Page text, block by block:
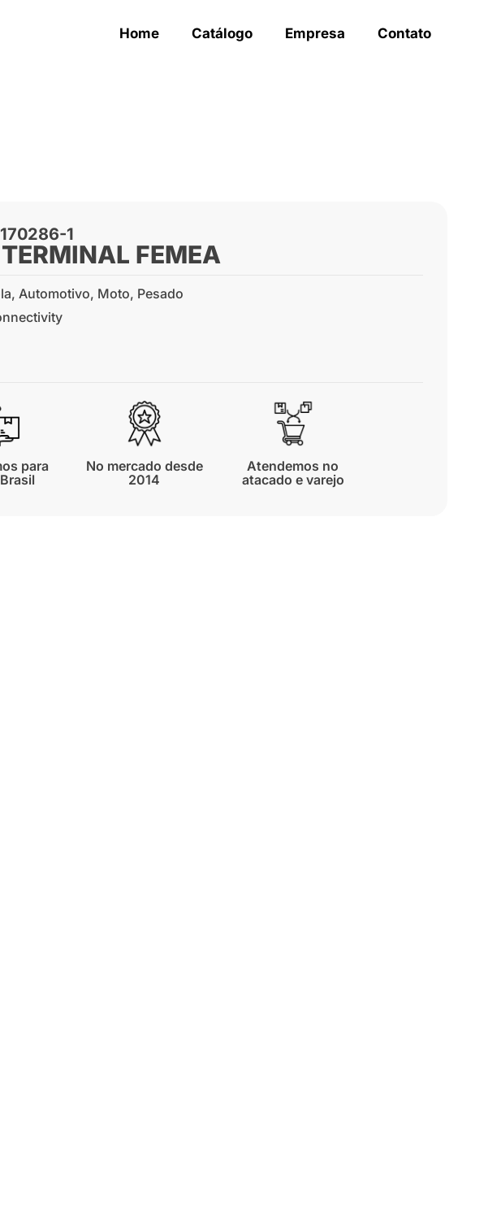
Home Catálogo Empresa Contato
170286-1
FEMEA
, Automotivo, Moto, Pesado
para
No mercado desde
2014
Atendemos no
atacado e varejo